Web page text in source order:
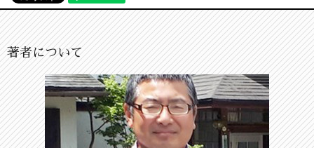
著者について